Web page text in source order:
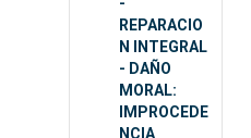
-
REPARACIO
N INTEGRAL
- DAÑO
MORAL:
IMPROCEDE
NCIA